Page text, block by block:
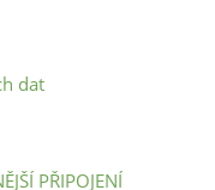
dat
PŘIPOJENÍ